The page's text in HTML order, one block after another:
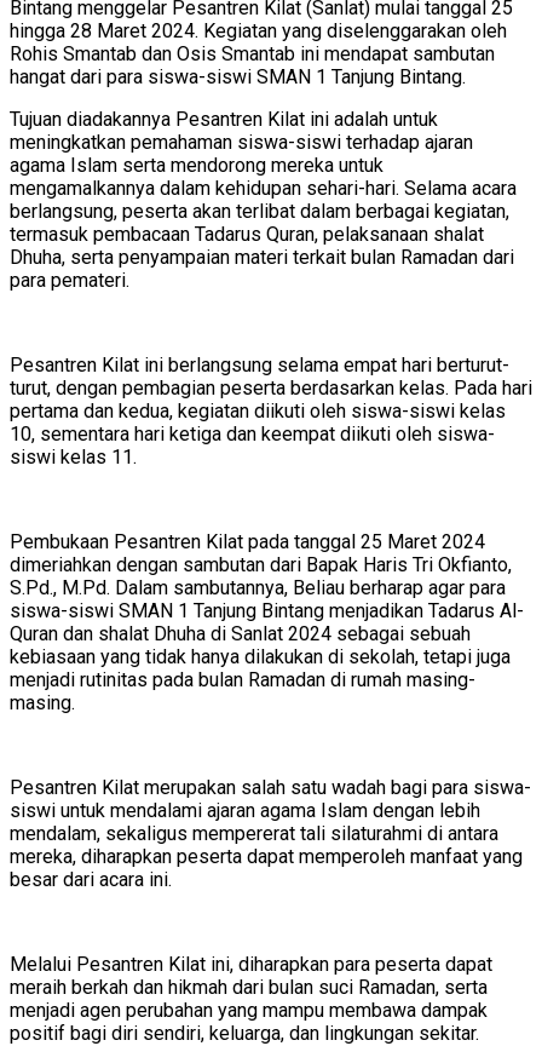
Bintang menggelar Pesantren Kilat (Sanlat) mulai tanggal 25
hingga 28 Maret 2024. Kegiatan yang diselenggarakan oleh
Rohis Smantab dan Osis Smantab ini mendapat sambutan
hangat dari para siswa-siswi SMAN 1 Tanjung Bintang.
Tujuan diadakannya Pesantren Kilat ini adalah untuk
meningkatkan pemahaman siswa-siswi terhadap ajaran
agama Islam serta mendorong mereka untuk
mengamalkannya dalam kehidupan sehari-hari. Selama acara
berlangsung, peserta akan terlibat dalam berbagai kegiatan,
termasuk pembacaan Tadarus Quran, pelaksanaan shalat
Dhuha, serta penyampaian materi terkait bulan Ramadan dari
para pemateri.
Pesantren Kilat ini berlangsung selama empat hari berturut-
turut, dengan pembagian peserta berdasarkan kelas. Pada hari
pertama dan kedua, kegiatan diikuti oleh siswa-siswi kelas
10, sementara hari ketiga dan keempat diikuti oleh siswa-
siswi kelas 11.
Pembukaan Pesantren Kilat pada tanggal 25 Maret 2024
dimeriahkan dengan sambutan dari Bapak Haris Tri Okfianto,
S.Pd., M.Pd. Dalam sambutannya, Beliau berharap agar para
siswa-siswi SMAN 1 Tanjung Bintang menjadikan Tadarus Al-
Quran dan shalat Dhuha di Sanlat 2024 sebagai sebuah
kebiasaan yang tidak hanya dilakukan di sekolah, tetapi juga
menjadi rutinitas pada bulan Ramadan di rumah masing-
masing.
Pesantren Kilat merupakan salah satu wadah bagi para siswa-
siswi untuk mendalami ajaran agama Islam dengan lebih
mendalam, sekaligus mempererat tali silaturahmi di antara
mereka, diharapkan peserta dapat memperoleh manfaat yang
besar dari acara ini.
Melalui Pesantren Kilat ini, diharapkan para peserta dapat
meraih berkah dan hikmah dari bulan suci Ramadan, serta
menjadi agen perubahan yang mampu membawa dampak
positif bagi diri sendiri, keluarga, dan lingkungan sekitar.